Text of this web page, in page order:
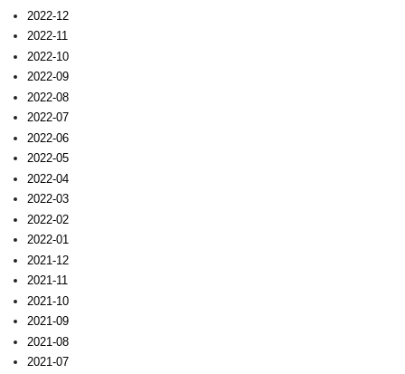
2022-12
2022-11
2022-10
2022-09
2022-08
2022-07
2022-06
2022-05
2022-04
2022-03
2022-02
2022-01
2021-12
2021-11
2021-10
2021-09
2021-08
2021-07